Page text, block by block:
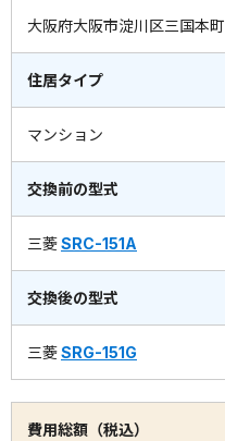
大阪府大阪市淀川区三国本町
住居タイプ
マンション
交換前の型式
三菱SRC-151A
交換後の型式
三菱SRG-151G
費用総額（税込）